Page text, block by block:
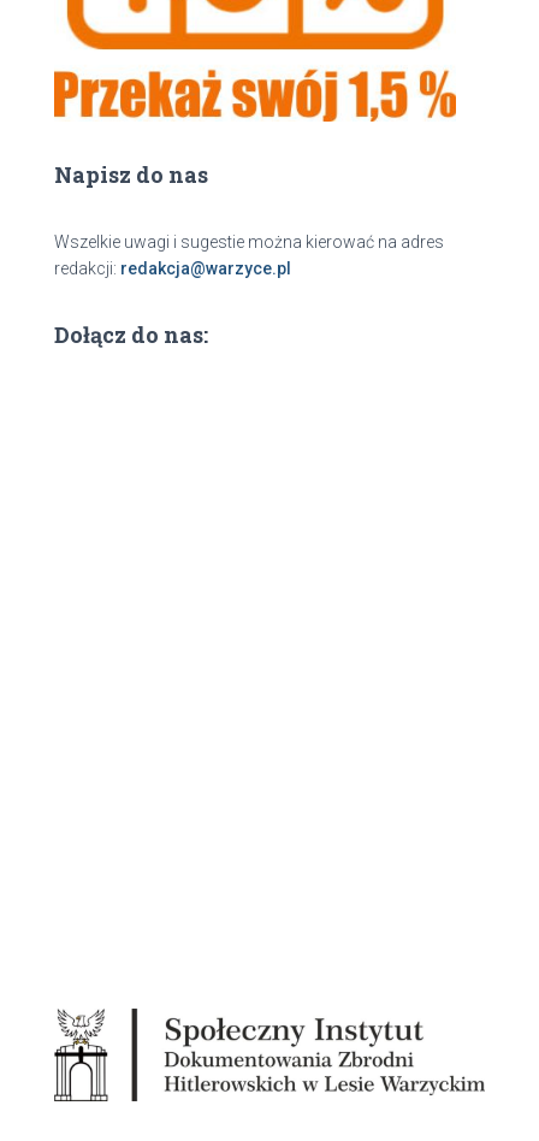
Napisz do nas
Wszelkie uwagi i sugestie można kierować na adres
redakcji: redakcja@warzyce.pl
Dołącz do nas: